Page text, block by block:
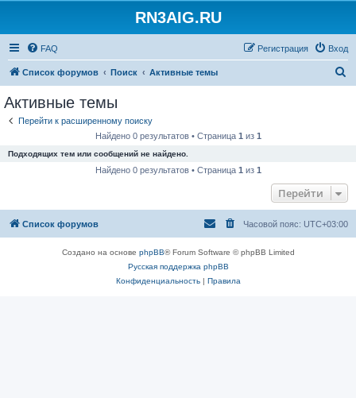
RN3AIG.RU
FAQ Вход
Регистрация
Список форумов Поиск Активные темы
Активные темы
Перейти к расширенному поиску
Найдено 0 результатов • Страница 1 из 1
Подходящих тем или сообщений не найдено.
Найдено 0 результатов • Страница 1 из 1
Перейти
Список форумов Часовой пояс: UTC+03:00
Создано на основе phpBB® Forum Software © phpBB Limited
Русская поддержка phpBB
Конфиденциальность| Правила